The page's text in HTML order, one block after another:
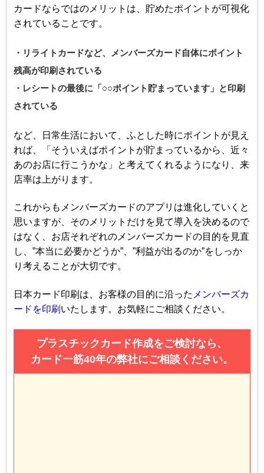
カードならではのメリットは、貯めたポイントが可視化
されていることです。
・リライトカードなど、メンバーズカード自体にポイント
残高が印刷されている
・レシートの最後に「○○ポイント貯まっています」と印刷
されている
など、日常生活において、ふとした時にポイントが見え
れば、「そういえばポイントが貯まっているから、近々
あのお店に行こうかな」と考えてくれるようになり、来
店率は上がります。
これからもメンバーズカードのアプリは進化していくと
思いますが、そのメリットだけを見て導入を決めるので
はなく、お店それぞれのメンバーズカードの目的を見直
し、”本当に必要かどうか”、”利益が出るのか”をしっか
り考えることが大切です。
日本カード印刷は、お客様の目的に沿った メンバーズカ
ードを印刷 いたします。お気軽にご相談ください。
プラスチックカード作成をご検討なら、
カード一筋40年の弊社にご相談ください。